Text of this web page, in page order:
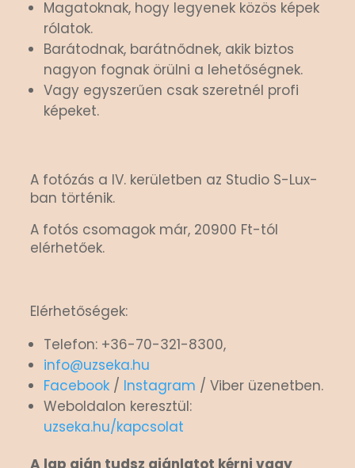
Magatoknak, hogy legyenek közös képek
rólatok.
Barátodnak, barátnődnek, akik biztos
nagyon fognak örülni a lehetőségnek.
Vagy egyszerűen csak szeretnél profi
képeket.
A fotózás a IV. kerületben az Studio S-Lux-
ban történik.
A fotós csomagok már, 20900 Ft-tól
elérhetőek.
Elérhetőségek:
Telefon: +36-70-321-8300,
info@uzseka.hu
Facebook/ Instagram / Viber üzenetben.
Weboldalon keresztül:
uzseka.hu/kapcsolat